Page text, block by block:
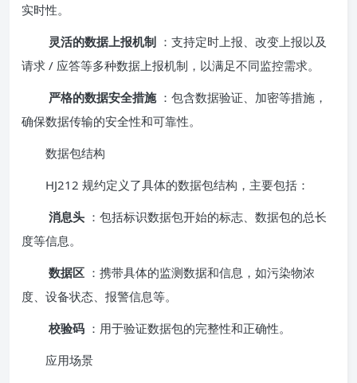
实时性。
灵活的数据上报机制 ：支持定时上报、改变上报以及
请求 / 应答等多种数据上报机制，以满足不同监控需求。
严格的数据安全措施 ：包含数据验证、加密等措施，
确保数据传输的安全性和可靠性。
数据包结构
HJ212 规约定义了具体的数据包结构，主要包括：
消息头 ：包括标识数据包开始的标志、数据包的总长
度等信息。
数据区 ：携带具体的监测数据和信息，如污染物浓
度、设备状态、报警信息等。
校验码 ：用于验证数据包的完整性和正确性。
应用场景